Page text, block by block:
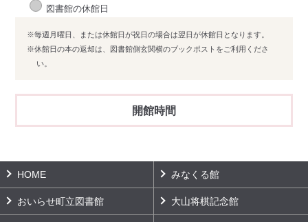
図書館の休館日
※毎週月曜日、または休館日が祝日の場合は翌日が休館日となります。
※休館日の本の返却は、図書館側玄関横のブックポストをご利用くださ
い。
開館時間
HOME みなくる館
おいらせ町立図書館 大山将棋記念館